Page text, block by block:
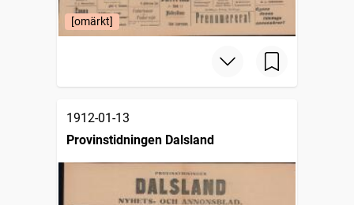
[omärkt]
1912-01-13
Provinstidningen Dalsland